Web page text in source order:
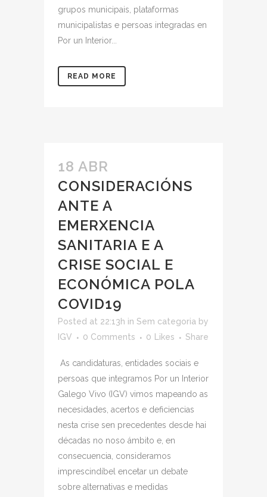
grupos municipais, plataformas
municipalistas e persoas integradas en
Por un Interior...
READ MORE
18 ABR
CONSIDERACIÓNS
ANTE A
EMERXENCIA
SANITARIA E A
CRISE SOCIAL E
ECONÓMICA POLA
COVID19
Posted at 22:13h in Sem categoria by
IGV
0 Comments 0 Likes Share
As candidaturas, entidades sociais e
persoas que integramos Por un Interior
Galego Vivo (IGV) vimos mapeando as
necesidades, acertos e deficiencias
nesta crise sen precedentes desde hai
décadas no noso ámbito e, en
consecuencia, consideramos
imprescindíbel encetar un debate
sobre alternativas e medidas